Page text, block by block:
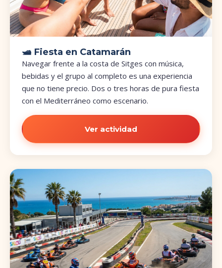
🛥️ Fiesta en Catamarán
Navegar frente a la costa de Sitges con música,
bebidas y el grupo al completo es una experiencia
que no tiene precio. Dos o tres horas de pura fiesta
con el Mediterráneo como escenario.
Ver actividad